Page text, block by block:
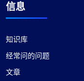
信息
知识库
经常问的问题
文章